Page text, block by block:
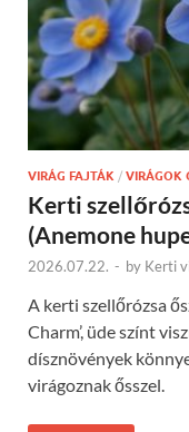
VIRÁG FAJTÁK / VIRÁGOK
Kerti
(Anemone
2026.07.22. - by Kerti
A kerti szellőrózsa
Charm’, üde színt
dísznövények
virágoznak ősszel.